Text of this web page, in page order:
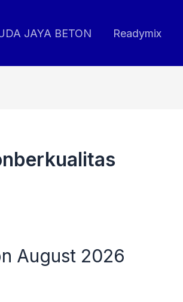
JAYA BETON Readymix
August 2026